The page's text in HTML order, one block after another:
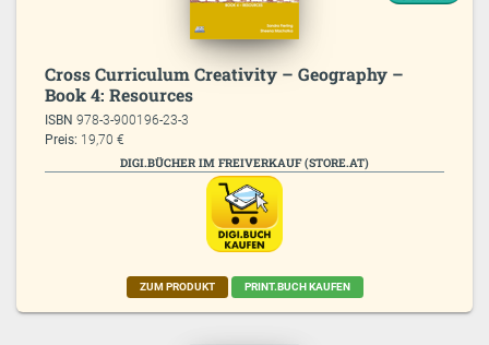
Cross Curriculum Creativity – Geography –
Book 4: Resources
ISBN978-3-900196-23-3
Preis: 19,70 €
DIGI.BÜCHER IM FREIVERKAUF (STORE.AT)
ZUM PRODUKT PRINT.BUCH KAUFEN